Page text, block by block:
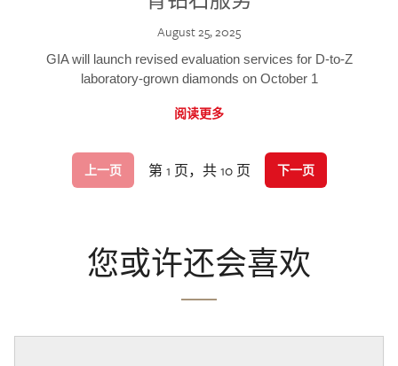
August 25, 2025
GIA will launch revised evaluation services for D-to-Z
laboratory-grown diamonds on October 1
阅读更多
上一页 第 1 页，共 10 页 下一页
您或许还会喜欢